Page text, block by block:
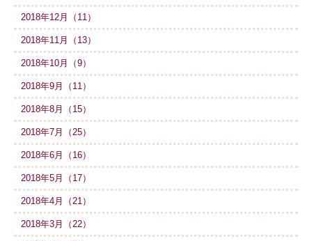
2018年12月（11）
2018年11月（13）
2018年10月（9）
2018年9月（11）
2018年8月（15）
2018年7月（25）
2018年6月（16）
2018年5月（17）
2018年4月（21）
2018年3月（22）